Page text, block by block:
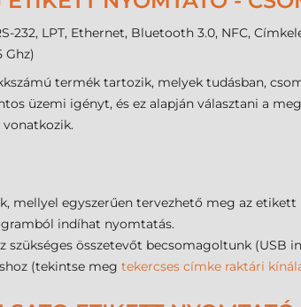
LPT, Ethernet, Bluetooth 3.0, NFC,
Ghz)
termék tartozik, melyek tudásban,
üzemi igényt, és ez alapján választani a
mellyel egyszerűen tervezhető meg az
indíhat nyomtatás.
összetevőt becsomagoltunk (USB
(tekintse meg tekercses címke raktári